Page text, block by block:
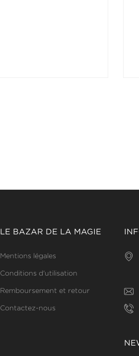
LE BAZAR DE LA MAGIE
Mentions légales
Conditions d'utilisation
Remboursement et retour
Contactez-nous